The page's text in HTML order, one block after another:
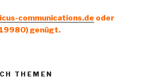
communications.de oder
genügt.
THEMEN